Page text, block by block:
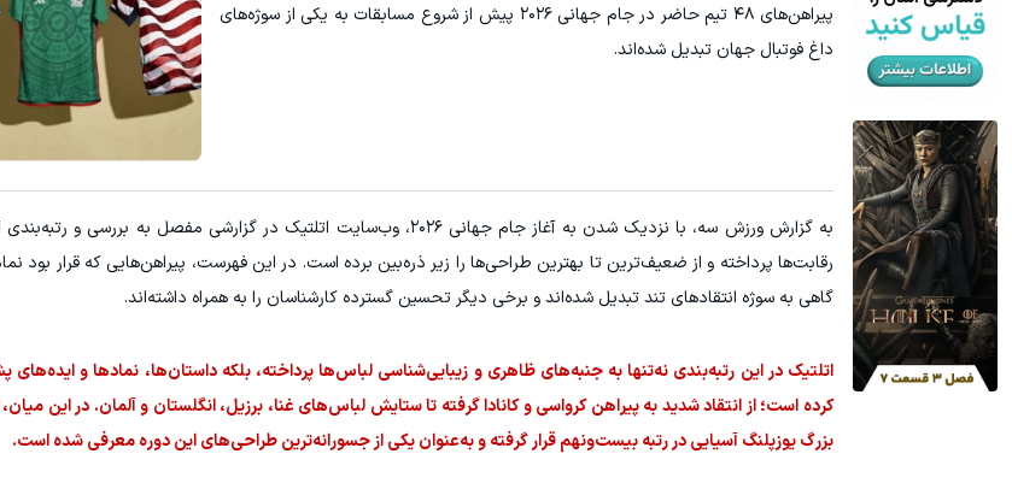
پیراهن‌های ۴۸ تیم حاضر در جام جهانی ۲۰۲۶ پیش از شروع مسابقات به یکی از سوژه‌های
داغ فوتبال جهان تبدیل شده‌اند.
به گزارش ورزش سه، با نزدیک شدن به آغاز جام جهانی ۲۰۲۶، وب‌سایت اتلتیک در گزارشی مفصل
رقابت‌ها پرداخته و از ضعیف‌ترین تا بهترین طراحی‌ها را زیر ذره‌بین برده است. در این فهرست، پیراهن‌هایی که قرار بود
گاهی به سوژه انتقادهای تند تبدیل شده‌اند و برخی دیگر تحسین گسترده کارشناسان را به همراه داشته‌اند.
اتلتیک در این رتبه‌بندی نه‌تنها به جنبه‌های ظاهری و زیبایی‌شناسی لباس‌ها پرداخته، بلکه داستان‌ها، نمادها و
کرده است؛ از انتقاد شدید به پیراهن کرواسی و کانادا گرفته تا ستایش لباس‌های غنا، برزیل، انگلستان و آلمان. در این
بزرگ یوزپلنگ آسیایی در رتبه بیست‌ونهم قرار گرفته و به‌عنوان یکی از جسورانه‌ترین طراحی‌های این دوره معرفی شده است.
این دکتر شیرازی کرم ترمیم زخم ایرانی را ساخت!!!
کلیک کن! کلیک کن!
میدونستی میتونی از
ثبت